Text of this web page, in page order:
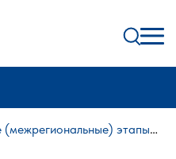
(межрегиональные) этапы